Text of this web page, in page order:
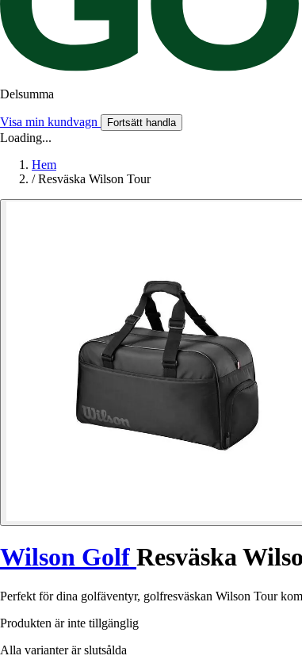
Delsumma
Visa min kundvagn Fortsätt handla
Loading...
Hem
/ Resväska Wilson Tour
Wilson Golf Resväska
Perfekt för dina golfäventyr, golfresväskan Wilson Tour
Produkten är inte tillgänglig
Alla varianter är slutsålda